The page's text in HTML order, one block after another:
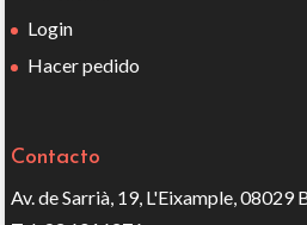
Login
Hacer pedido
Contacto
Av. de Sarrià, 19, L'Eixample, 08029